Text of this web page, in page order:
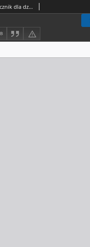
Promyczek Dobra : miesięcznik dla dzieci. 1999, nr 11(89)